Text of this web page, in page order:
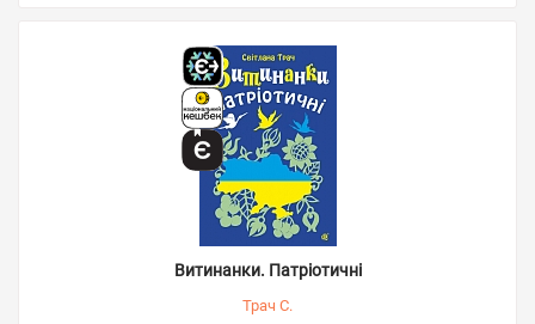
Витинанки. Патріотичні
Трач С.